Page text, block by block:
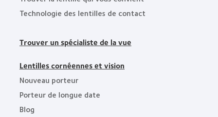
Technologie des lentilles de contact
Trouver un spécialiste de la vue
Lentilles cornéennes et vision
Nouveau porteur
Porteur de longue date
Blog